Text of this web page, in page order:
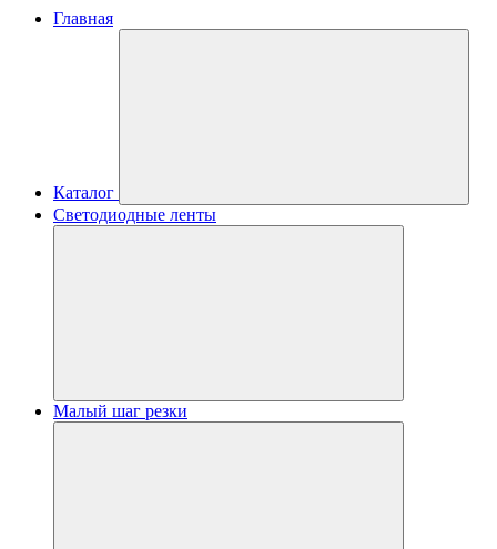
Главная
Каталог
Светодиодные ленты
Малый шаг резки